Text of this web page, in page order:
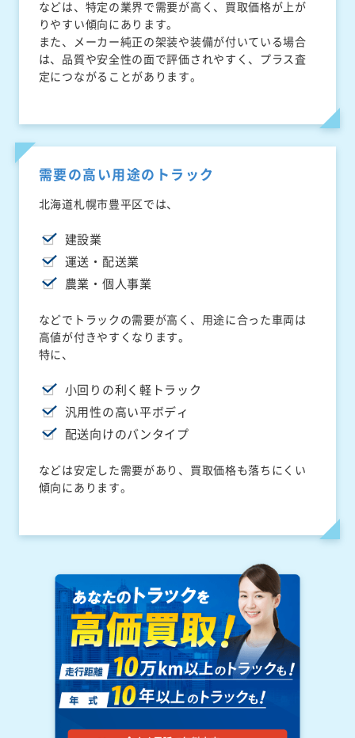
などは、特定の業界で需要が高く、買取価格が上が
りやすい傾向にあります。
また、メーカー純正の架装や装備が付いている場合
は、品質や安全性の面で評価されやすく、プラス査
定につながることがあります。
需要の高い用途のトラック
北海道札幌市豊平区では、
建設業
運送・配送業
農業・個人事業
などでトラックの需要が高く、用途に合った車両は
高値が付きやすくなります。
特に、
小回りの利く軽トラック
汎用性の高い平ボディ
配送向けのバンタイプ
などは安定した需要があり、買取価格も落ちにくい
傾向にあります。